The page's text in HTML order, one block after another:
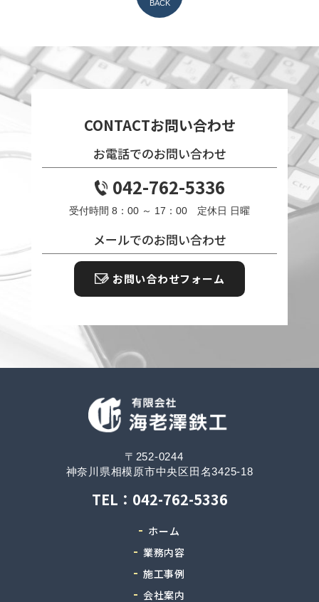
BACK
CONTACTお問い合わせ
お電話でのお問い合わせ
042-762-5336
受付時間 8：00 ～ 17：00 定休日 日曜
メールでのお問い合わせ
お問い合わせフォーム
〒252-0244
神奈川県相模原市中央区田名3425-18
TEL：042-762-5336
ホーム
業務内容
施工事例
会社案内